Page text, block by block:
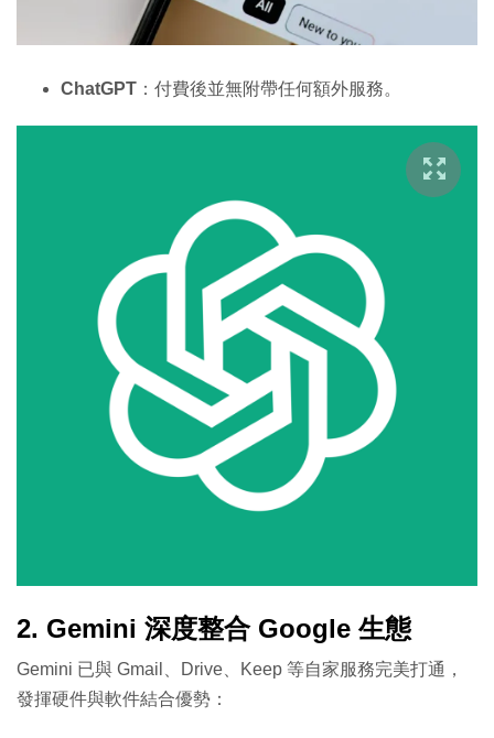
ChatGPT ：付費後並無附帶任何額外服務。
2. Gemini 深度整合 Google 生態
Gemini 已與 Gmail、Drive、Keep 等自家服務完美打通，
發揮硬件與軟件結合優勢：